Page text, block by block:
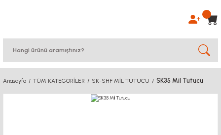
Anasayfa TÜM KATEGORİLER SK-SHF MİL TUTUCU SK35 Mil Tutucu